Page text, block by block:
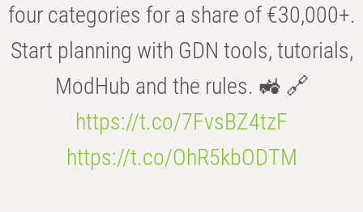
four categories for a share of €30,000+.
Start planning with GDN tools, tutorials,
ModHub and the rules. 🚜 🔗
https://t.co/7FvsBZ4tzF
https://t.co/OhR5kbODTM